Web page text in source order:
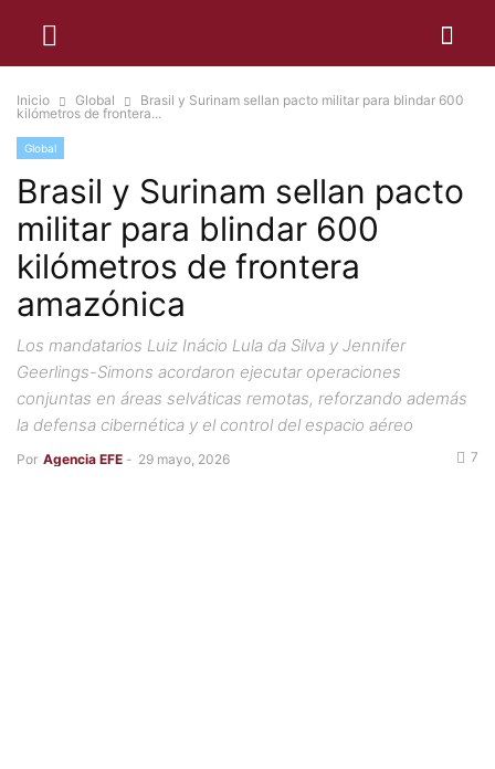
Inicio Global
Brasil y Surinam sellan pacto militar para blindar 600
kilómetros de frontera...
Global
Brasil y Surinam sellan pacto
militar para blindar 600
kilómetros de frontera
amazónica
Los mandatarios Luiz Inácio Lula da Silva y Jennifer
Geerlings-Simons acordaron ejecutar operaciones
conjuntas en áreas selváticas remotas, reforzando además
la defensa cibernética y el control del espacio aéreo
Por Agencia EFE - 29 mayo, 2026 7